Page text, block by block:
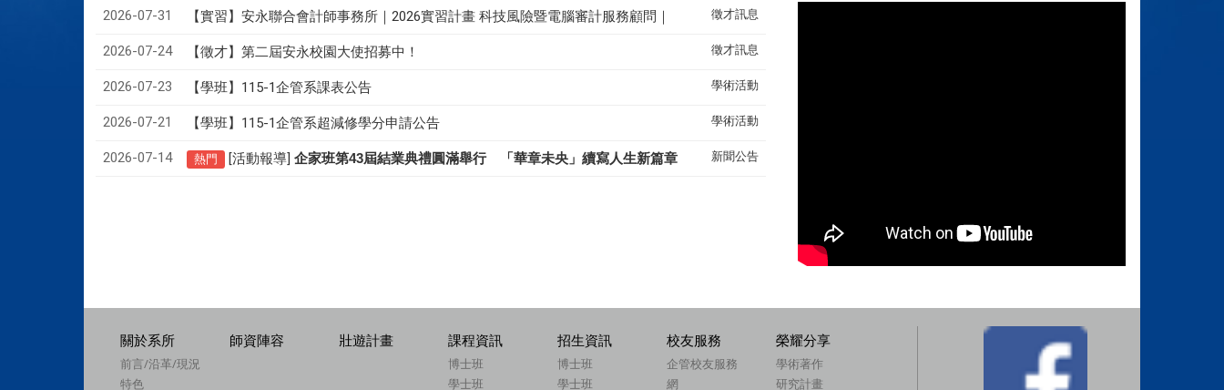
2026-07-31 【實習】安永聯合會計師事務所｜2026實習計畫 科技風險暨電腦審計服務顧問｜ 徵才訊息
2026-07-24 【徵才】第二屆安永校園大使招募中！ 徵才訊息
2026-07-23 【學班】115-1企管系課表公告 學術活動
2026-07-21 【學班】115-1企管系超減修學分申請公告 學術活動
2026-07-14 熱門 [活動報導]企家班第43屆結業典禮圓滿舉行 「華章未央」續寫人生新篇章 新聞公告
關於系所
前言/沿革/現況
特色
師資陣容 壯遊計畫 課程資訊
博士班
學士班
招生資訊
博士班
學士班
校友服務
企管校友服務
網
榮耀分享
學術著作
研究計畫